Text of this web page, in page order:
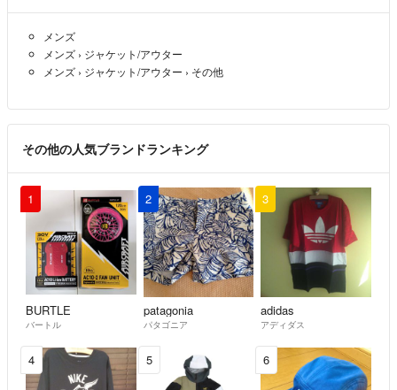
※土日・祝日は休業日となりますため、その場合は翌営業日の対応とな
ります。
平日は毎日発送しております。
こちらのアカウントはラクマ公式パートナーの株式会社コンコルドによ
って運営されています。
▼特商法
https://fril.jp/ts/official/law/a283/
▼返品特約
https://fril.jp/ts/official/law/a283/#return_policy
メンズ
メンズ › ジャケット/アウター
メンズ › ジャケット/アウター › その他
その他の人気ブランドランキング
1
BURTLE
バートル
2
patagonia
パタゴニア
3
adidas
アディダス
4 5 6